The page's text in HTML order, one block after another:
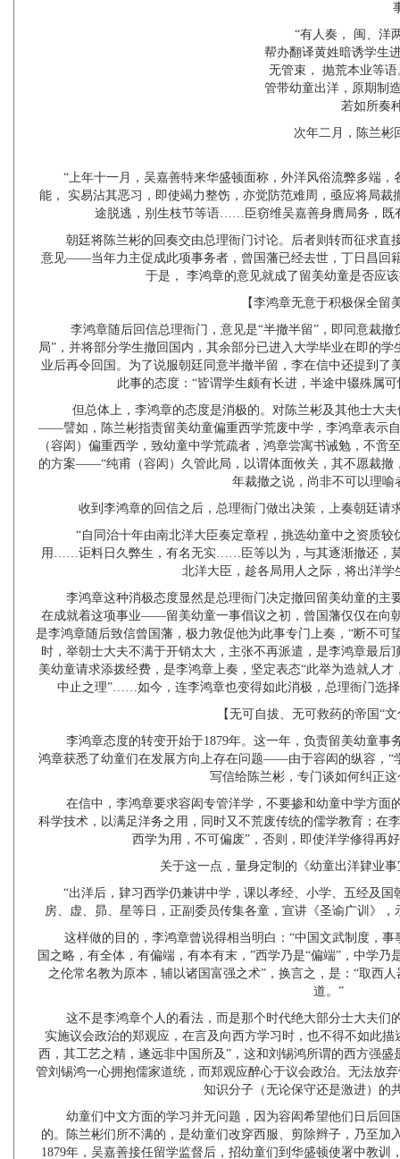
“有人奏， 闽、洋
帮办翻译黄姓暗诱学生
无管束， 抛荒本业等
管带幼童出洋，原期制
若如所奏
次年二月，陈兰彬
“上年十一月，吴嘉善特来华盛顿面称，外洋风俗流弊多端
能， 实易沾其恶习，即使竭力整饬，亦觉防范难周，亟应将局裁
途脱逃，别生枝节等语……臣窃维吴嘉善身膺局务，既
朝廷将陈兰彬的回奏交由总理衙门讨论。后者则转而征求直
意见——当年力主促成此项事务者，曾国藩已经去世，丁日昌回
于是， 李鸿章的意见就成了留美幼童是否应
【李鸿章无意于积极保全留
李鸿章随后回信总理衙门，意见是“半撤半留”，即同意裁
局”，并将部分学生撤回国内，其余部分已进入大学毕业在即的
业后再令回国。为了说服朝廷同意半撤半留，李在信中还提到了
此事的态度：“皆谓学生颇有长进，半途中辍殊属
但总体上，李鸿章的态度是消极的。对陈兰彬及其他士大
——譬如，陈兰彬指责留美幼童偏重西学荒废中学，李鸿章表示
（容闳）偏重西学，致幼童中学荒疏者，鸿章尝寓书诫勉，不啻
的方案——“纯甫（容闳）久管此局，以谓体面攸关，其不愿裁撤
年裁撤之说，尚非不可以理喻
收到李鸿章的回信之后，总理衙门做出决策，上奏朝廷请
“自同治十年由南北洋大臣奏定章程，挑选幼童中之资质
用……讵料日久弊生，有名无实……臣等以为，与其逐渐撤还，
北洋大臣，趁各局用人之际，将出洋学
李鸿章这种消极态度显然是总理衙门决定撤回留美幼童的主
在成就着这项事业——留美幼童一事倡议之初，曾国藩仅仅在向
是李鸿章随后致信曾国藩，极力敦促他为此事专门上奏，“断不可
时，举朝士大夫不满于开销太大，主张不再派遣，是李鸿章最后
美幼童请求添拨经费，是李鸿章上奏，坚定表态“此举为造就人
中止之理”……如今，连李鸿章也变得如此消极，总理衙门选
【无可自拔、无可救药的帝国“
李鸿章态度的转变开始于1879年。这一年，负责留美幼童事
鸿章获悉了幼童们在发展方向上存在问题——由于容闳的纵容，“
写信给陈兰彬，专门谈如何纠正
在信中，李鸿章要求容闳专管洋学，不要掺和幼童中学方面
科学技术，以满足洋务之用，同时又不荒废传统的儒学教育；在
西学为用，不可偏废”，否则，即使洋学修得再
关于这一点，量身定制的《幼童出洋肄业
“出洋后，肄习西学仍兼讲中学，课以孝经、小学、五经及
房、虚、昴、星等日，正副委员传集各童，宣讲《圣谕广训》
这样做的目的，李鸿章曾说得相当明白：“中国文武制度，
国之略，有全体，有偏端，有本有末，”西学乃是“偏端”，中学乃
之伦常名教为原本，辅以诸国富强之术”，换言之，是：“取西
道。”
这不是李鸿章个人的看法，而是那个时代绝大部分士大夫
实施议会政治的郑观应，在言及向西方学习时，也不得不如此
西，其工艺之精，遂远非中国所及”，这和刘锡鸿所谓的西方强
管刘锡鸿一心拥抱儒家道统，而郑观应醉心于议会政治。无法放
知识分子（无论保守还是激进）的
幼童们中文方面的学习并无问题，因为容闳希望他们日后回
的。陈兰彬们所不满的，是幼童们改穿西服、剪除辫子，乃至加
1879年，吴嘉善接任留学监督后，招幼童们到华盛顿使署中教训